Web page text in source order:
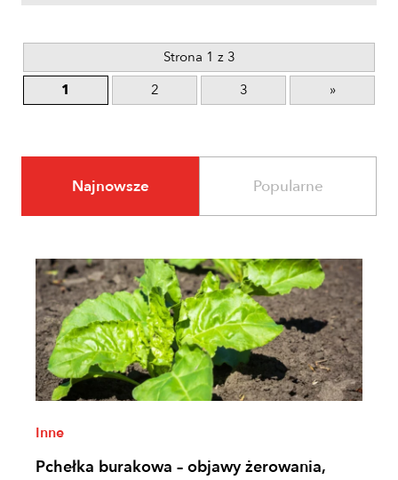
Strona 1 z 3
1
2 3 »
Najnowsze Popularne
Inne
Pchełka burakowa – objawy żerowania,